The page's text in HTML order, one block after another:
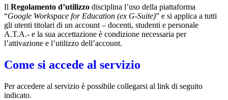
Il Regolamento d’utilizzo disciplina l’uso della piattaforma
“Google Workspace for Education (ex G-Suite)” e si applica a tutti
gli utenti titolari di un account – docenti, studenti e personale
A.T.A.- e la sua accettazione è condizione necessaria per
l’attivazione e l’utilizzo dell’account.
Come si accede al servizio
Per accedere al servizio è possibile collegarsi al link di seguito
indicato.